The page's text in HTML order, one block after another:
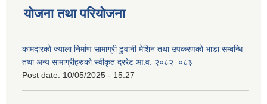
योजना तथा परियोजना
कामदारको ज्याला निर्माण सामाग्री ढुवानी मेशिन तथा उपकरणको भाडा सम्बन्धि
तथा अन्य सामाग्रीहरुको स्वीकृत दररेट आ.व. २०८२–०८३
Post date: 10/05/2025 - 15:27